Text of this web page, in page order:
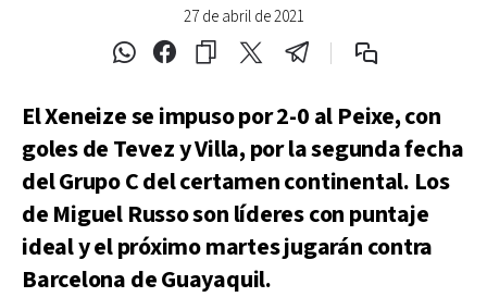
27 de abril de 2021
El Xeneize se impuso por 2-0 al Peixe, con
goles de Tevez y Villa, por la segunda fecha
del Grupo C del certamen continental. Los
de Miguel Russo son líderes con puntaje
ideal y el próximo martes jugarán contra
Barcelona de Guayaquil.